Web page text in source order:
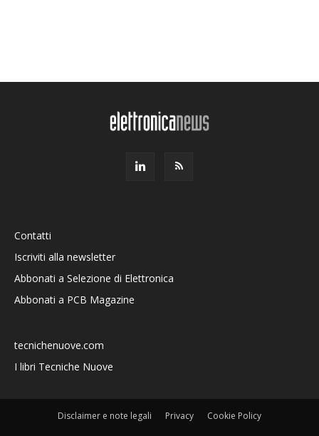
Contatti
Iscriviti alla newsletter
Abbonati a Selezione di Elettronica
Abbonati a PCB Magazine
tecnichenuove.com
I libri Tecniche Nuove
Disclaimer e note legali Privacy Cookie Policy